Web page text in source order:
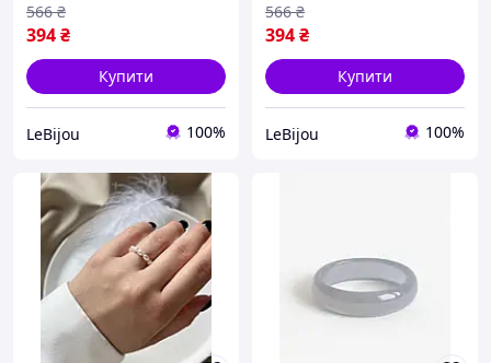
394₴
566 ₴
Купити
LeBijou 100%
394₴
566 ₴
Купити
LeBijou 100%